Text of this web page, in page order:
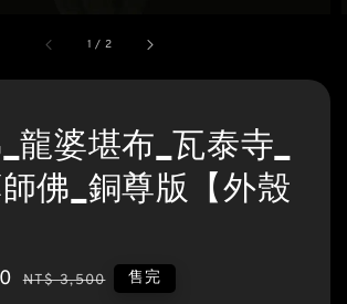
1 / 2
龍婆堪布_瓦泰寺_
佛_銅尊版【外殼
Regular
NT$ 3,500 售完